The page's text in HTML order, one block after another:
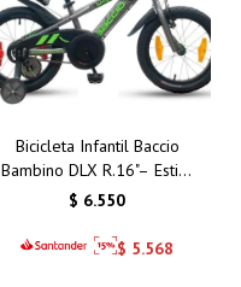
Bicicleta Infantil Baccio
Bambino DLX R.16"– Estilo
y Seguridad para Niños
$ 6.550
$ 5.568